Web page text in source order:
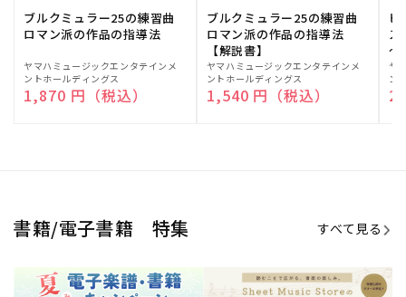
ブルクミュラー25の練習曲
ロマン派の作品の指導法
販
売
元:
ヤマハミュージックエンタテインメ
ントホールディングス
通常価格
1,870 円（税込）
ブルクミュラー25の練習曲
ロマン派の作品の指導法
【解説書】
販
売
元:
ヤマハミュージックエンタテインメ
ントホールディングス
通常価格
1,540 円（税込）
ピ
ス
～
販
売
元:
ヤ
ン
書籍/電子書籍 特集 すべて見る